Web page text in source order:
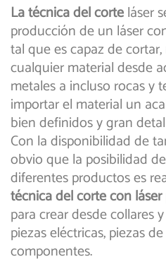
La técnica del corteláser
producción de un láser
tal que es capaz de
cualquier material desde
metales a incluso rocas y
importar el material un
bien definidos y gran
Con la disponibilidad de
obvio que la posibilidad
diferentes productos es
técnica del corte con láser
para crear desde collares
piezas eléctricas, piezas
componentes.